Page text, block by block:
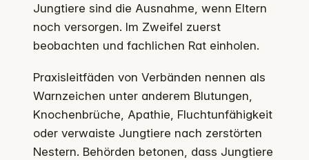
Jungtiere sind die Ausnahme, wenn Eltern
noch versorgen. Im Zweifel zuerst
beobachten und fachlichen Rat einholen.
Praxisleitfäden von Verbänden nennen als
Warnzeichen unter anderem Blutungen,
Knochenbrüche, Apathie, Fluchtunfähigkeit
oder verwaiste Jungtiere nach zerstörten
Nestern. Behörden betonen, dass Jungtiere